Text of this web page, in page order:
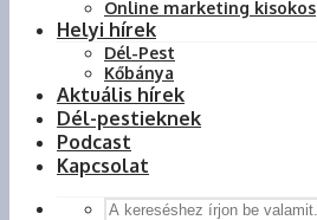
Online marketing kisokos
Helyi hírek
Dél-Pest
Kőbánya
Aktuális hírek
Dél-pestieknek
Podcast
Kapcsolat